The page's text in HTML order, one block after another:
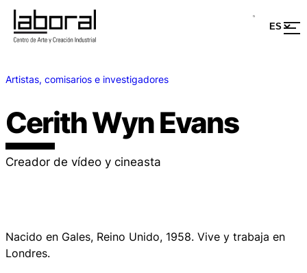
Artistas, comisarios e investigadores
Cerith Wyn Evans
Creador de vídeo y cineasta
Nacido en Gales, Reino Unido, 1958. Vive y trabaja en
Londres.